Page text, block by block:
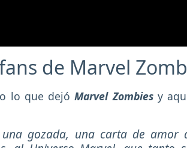
de Marvel
lo que dejóMarvel Zombiesy
una gozada, una carta de amor